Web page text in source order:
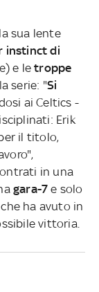
sua lente
instinct di
e letroppe
serie: "Si
ai Celtics -
Erik
il titolo,
in una
gara-7 e solo
che ha avuto in
vittoria.